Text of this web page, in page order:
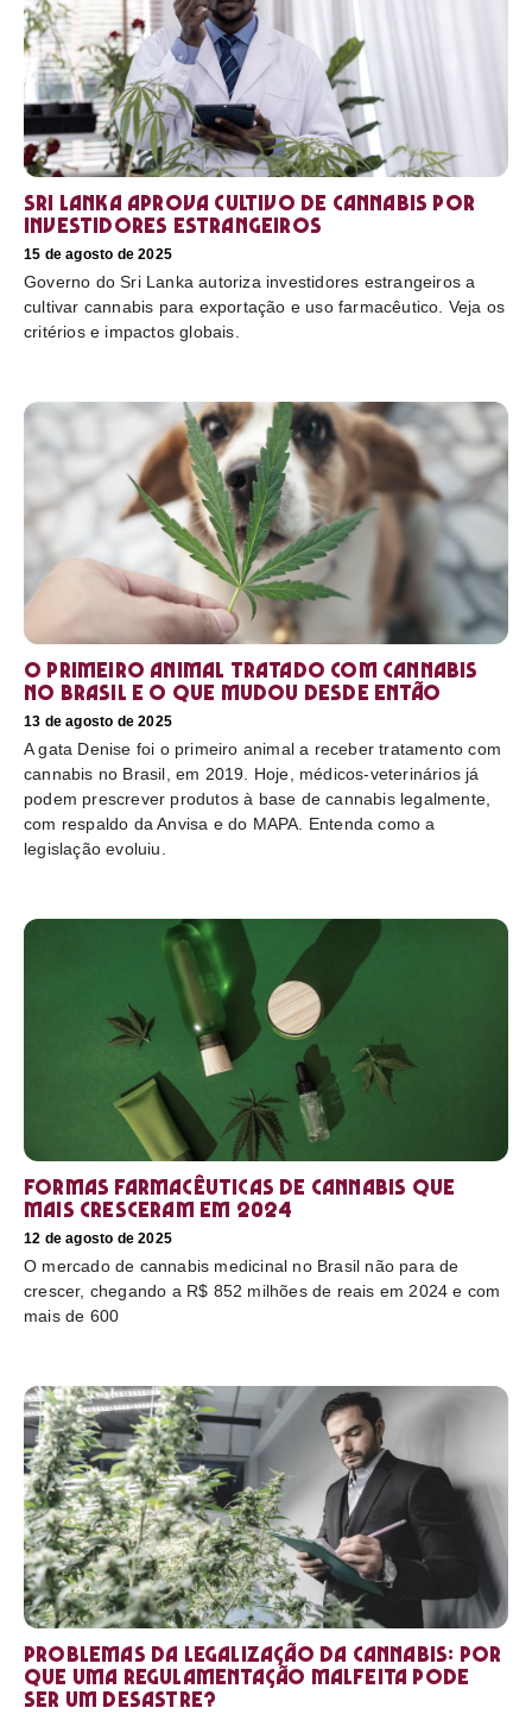
Sri Lanka aprova cultivo de cannabis por
investidores estrangeiros
15 de agosto de 2025
Governo do Sri Lanka autoriza investidores estrangeiros a
cultivar cannabis para exportação e uso farmacêutico. Veja os
critérios e impactos globais.
O primeiro animal tratado com cannabis
no Brasil e o que mudou desde então
13 de agosto de 2025
A gata Denise foi o primeiro animal a receber tratamento com
cannabis no Brasil, em 2019. Hoje, médicos-veterinários já
podem prescrever produtos à base de cannabis legalmente,
com respaldo da Anvisa e do MAPA. Entenda como a
legislação evoluiu.
Formas farmacêuticas de cannabis que
mais cresceram em 2024
12 de agosto de 2025
O mercado de cannabis medicinal no Brasil não para de
crescer, chegando a R$ 852 milhões de reais em 2024 e com
mais de 600
Problemas da legalização da cannabis: por
que uma regulamentação malfeita pode
ser um desastre?